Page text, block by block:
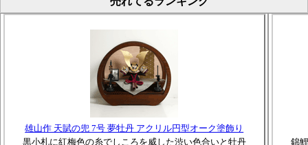
雄山作 天賦の兜 7号 夢牡丹 アクリル円型オーク塗飾り
黒小札に紅梅色の糸でしころを威した渋い色合いと牡丹
錦